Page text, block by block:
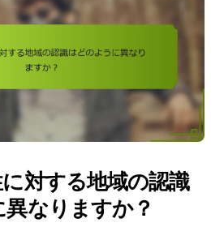
対する地域の認識
なりますか？